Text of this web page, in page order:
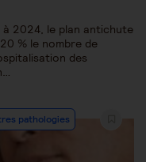
2024, le plan antichute
% le nombre de
des
pathologies